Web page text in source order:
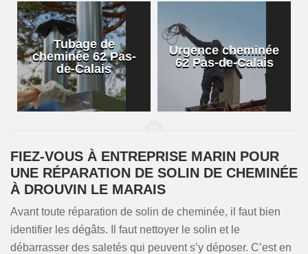
Tubage de
cheminée 62 Pas-
de-Calais
Urgence cheminée
62 Pas-de-Calais
FIEZ-VOUS À ENTREPRISE MARIN POUR
UNE RÉPARATION DE SOLIN DE CHEMINÉE
À DROUVIN LE MARAIS
Avant toute réparation de solin de cheminée, il faut bien
identifier les dégâts. Il faut nettoyer le solin et le
débarrasser des saletés qui peuvent s’y déposer. C’est en